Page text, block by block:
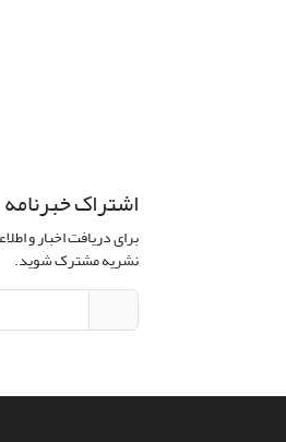
اشتراک خبرنامه
برای دریافت اخبار و
نشریه مشترک شوید.